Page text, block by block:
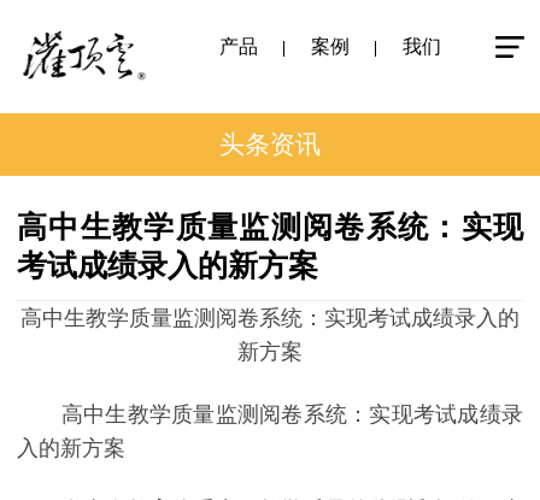
产品 案例 我们
头条资讯
高中生教学质量监测阅卷系统：实现
考试成绩录入的新方案
高中生教学质量监测阅卷系统：实现考试成绩录入的
新方案
高中生教学质量监测阅卷系统：实现考试成绩录
入的新方案